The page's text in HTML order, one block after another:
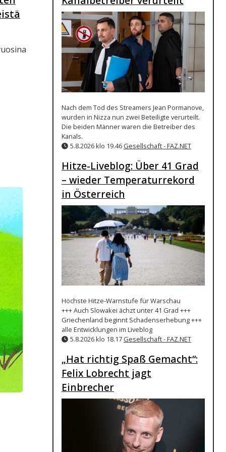
Nach dem Tod des Streamers Jean Pormanove,
wurden in Nizza nun zwei Beteiligte verurteilt.
Die beiden Männer waren die Betreiber des
Kanals.
5.8.2026 klo 19.46 Gesellschaft - FAZ.NET
Hitze-Liveblog: Über 41 Grad
– wieder Temperaturrekord
in Österreich
Höchste Hitze-Warnstufe für Warschau
+++ Auch Slowakei ächzt unter 41 Grad +++
Griechenland beginnt Schadenserhebung +++
alle Entwicklungen im Liveblog
5.8.2026 klo 18.17 Gesellschaft - FAZ.NET
„Hat richtig Spaß Gemacht“:
Felix Lobrecht jagt
Einbrecher